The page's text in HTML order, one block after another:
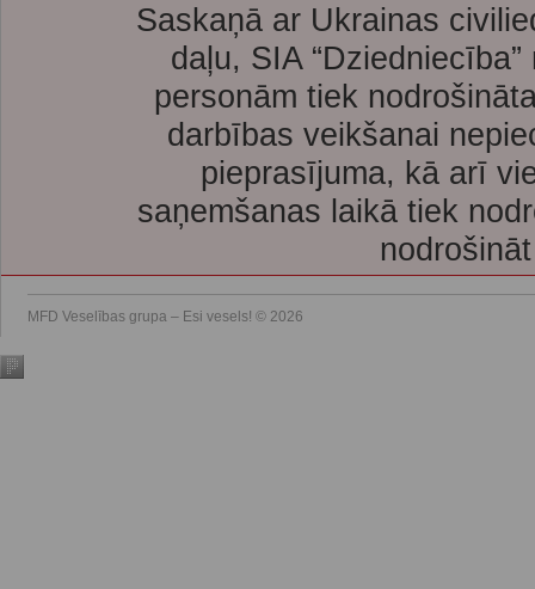
Saskaņā ar Ukrainas
daļu, SIA
personām tiek
darbības veikšanai
pieprasījuma, kā arī
saņemšanas laikā tiek
MFD Veselības grupa – Esi vesels! © 2026